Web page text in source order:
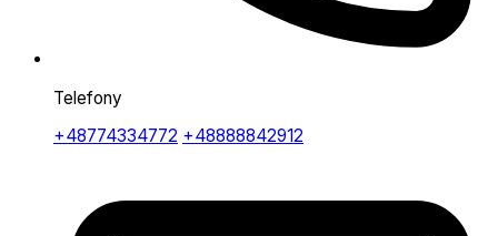
Telefony
+48774334772 +48888842912